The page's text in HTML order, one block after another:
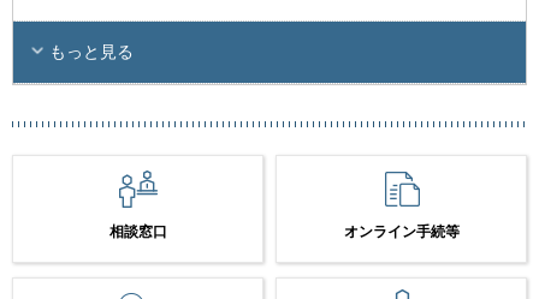
もっと見る
相談窓口 オンライン手続等